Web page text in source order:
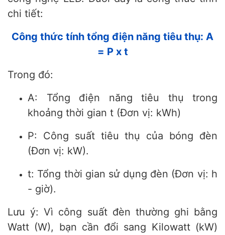
chi tiết:
Công thức tính tổng điện năng tiêu thụ: A
= P x t
Trong đó:
A: Tổng điện năng tiêu thụ trong
khoảng thời gian t (Đơn vị: kWh)
P: Công suất tiêu thụ của bóng đèn
(Đơn vị: kW).
t: Tổng thời gian sử dụng đèn (Đơn vị: h
- giờ).
Lưu ý: Vì công suất đèn thường ghi bằng
Watt (W), bạn cần đổi sang Kilowatt (kW)